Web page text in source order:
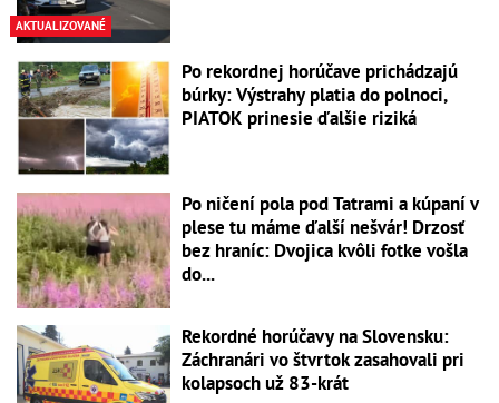
AKTUALIZOVANÉ
Po rekordnej horúčave prichádzajú
búrky: Výstrahy platia do polnoci,
PIATOK prinesie ďalšie riziká
Po ničení pola pod Tatrami a kúpaní v
plese tu máme ďalší nešvár! Drzosť
bez hraníc: Dvojica kvôli fotke vošla
do...
Rekordné horúčavy na Slovensku:
Záchranári vo štvrtok zasahovali pri
kolapsoch už 83-krát